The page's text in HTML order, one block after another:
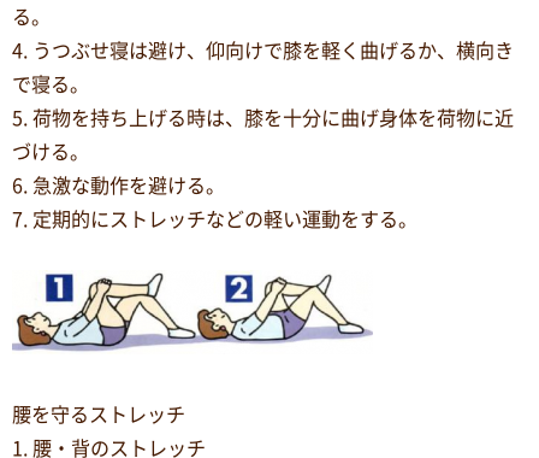
る。
4. うつぶせ寝は避け、仰向けで膝を軽く曲げるか、横向き
で寝る。
5. 荷物を持ち上げる時は、膝を十分に曲げ身体を荷物に近
づける。
6. 急激な動作を避ける。
7. 定期的にストレッチなどの軽い運動をする。
腰を守るストレッチ
1. 腰・背のストレッチ